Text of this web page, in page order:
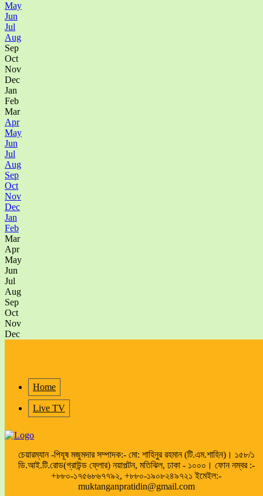
May
Jun
Jul
Aug
Sep
Oct
Nov
Dec
Jan
Feb
Mar
Apr
May
Jun
Jul
Aug
Sep
Oct
Nov
Dec
Jan
Feb
Mar
Apr
May
Jun
Jul
Aug
Sep
Oct
Nov
Dec
Home
Live TV
চেয়ারম্যান -পিযূষ মজুমদার সম্পাদক:- মো: শাহিনুর রহমান (টি.এম.শাহিন)। ১৫৮/১
ডি.আই.টি.রোড(গ্রাউন্ড ফ্লোর) নয়াপল্টন, মতিঝিল, ঢাকা - ১০০০। ফোন নম্বর :-
+৮৮০-১৭৫৬৮৬৭৭৯২, +৮৮০-১৯০৮২৪৯৭২১ ইমেইল:-
muktanganpratidin@gmail.com